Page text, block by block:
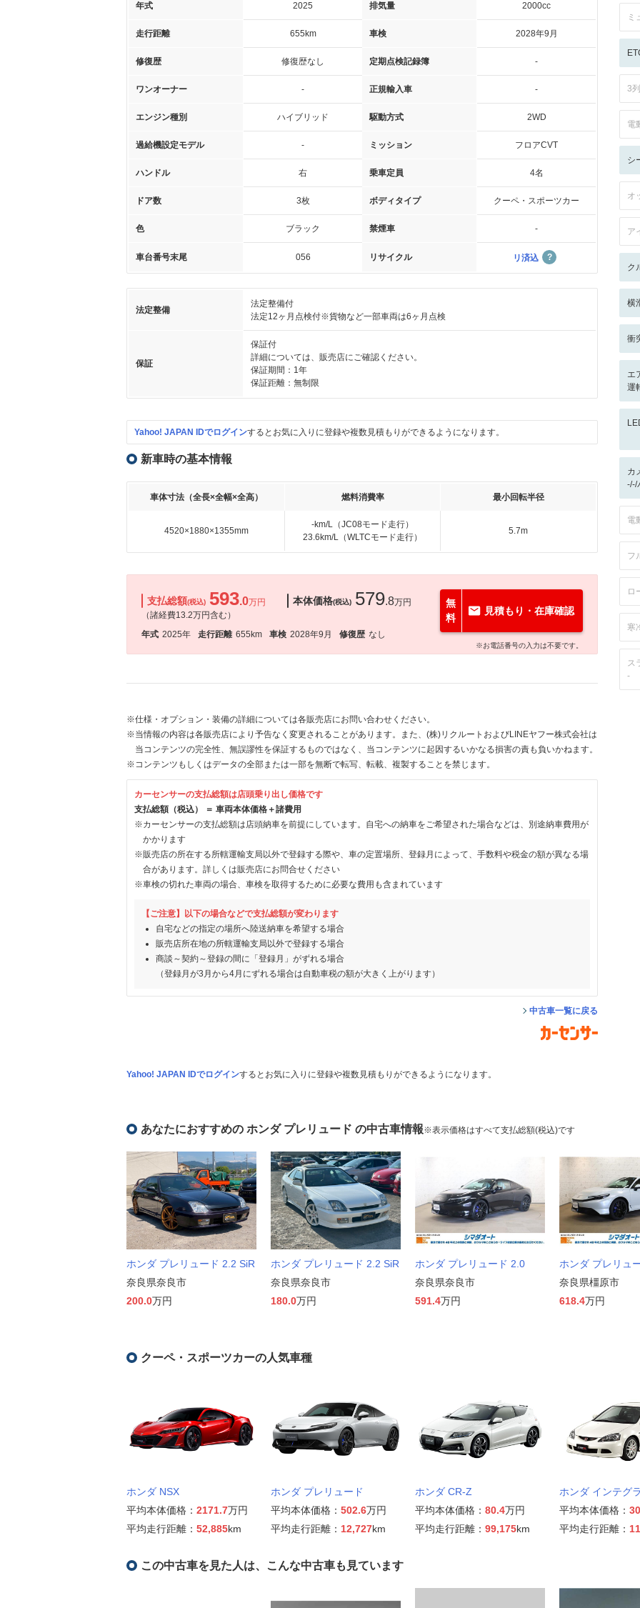
年式 2025 排気量 2000cc
走行距離 655km 車検 2028年9月
修復歴 修復歴なし 定期点検記録簿 -
ワンオーナー - 正規輸入車 -
エンジン種別 ハイブリッド 駆動方式 2WD
過給機設定モデル - ミッション フロアCVT
ハンドル 右 乗車定員 4名
ドア数 3枚 ボディタイプ クーペ・スポーツカー
色 ブラック 禁煙車 -
車台番号末尾 056 リサイクル リ済込
法定整備
法定整備付
法定12ヶ月点検付※貨物など一部車両は6ヶ月点検
保証
保証付
詳細については、販売店にご確認ください。
保証期間：1年
保証距離：無制限
Yahoo! JAPAN IDでログインするとお気に入りに登録や複数見積もりができるようになります。
新車時の基本情報
車体寸法（全長×全幅×全高） 燃料消費率 最小回転半径
4520×1880×1355mm
-km/L（JC08モード走行）
23.6km/L（WLTCモード走行）
5.7m
支払総額(税込) 593.0万円
（諸経費13.2万円含む）
本体価格(税込) 579.8万円
年式 2025年 走行距離 655km 車検 2028年9月 修復歴 なし
無
料
見積もり・在庫確認
※お電話番号の入力は不要です。
※仕様・オプション・装備の詳細については各販売店にお問い合わせください。
※当情報の内容は各販売店により予告なく変更されることがあります。また、(株)リクルートおよびLINEヤフー株式会社は
当コンテンツの完全性、無誤謬性を保証するものではなく、当コンテンツに起因するいかなる損害の責も負いかねます。
※コンテンツもしくはデータの全部または一部を無断で転写、転載、複製することを禁じます。
カーセンサーの支払総額は店頭乗り出し価格です
支払総額（税込） ＝ 車両本体価格＋諸費用
※カーセンサーの支払総額は店頭納車を前提にしています。自宅への納車をご希望された場合などは、別途納車費用が
かかります
※販売店の所在する所轄運輸支局以外で登録する際や、車の定置場所、登録月によって、手数料や税金の額が異なる場
合があります。詳しくは販売店にお問合せください
※車検の切れた車両の場合、車検を取得するために必要な費用も含まれています
【ご注意】以下の場合などで支払総額が変わります
自宅などの指定の場所へ陸送納車を希望する場合
販売店所在地の所轄運輸支局以外で登録する場合
商談～契約～登録の間に「登録月」がずれる場合
（登録月が3月から4月にずれる場合は自動車税の額が大きく上がります）
中古車一覧に戻る
Yahoo! JAPAN IDでログインするとお気に入りに登録や複数見積もりができるようになります。
ミ
3
電
シ
オ
ア
ク
横
衝
エ
運
カ
-/-/
電
フ
ロ
寒
ス
-
あなたにおすすめの ホンダ プレリュード の中古車情報※表示価格はすべて支払総額(税込)です
ホンダ プレリュード 2.2 SiR
奈良県奈良市
200.0万円
ホンダ プレリュード 2.2 SiR
奈良県奈良市
180.0万円
ホンダ プレリュード 2.0
奈良県奈良市
591.4万円
ホンダ プレリュ
奈良県橿原市
618.4万円
クーペ・スポーツカーの人気車種
ホンダ NSX
平均本体価格： 2171.7万円
平均走行距離： 52,885km
ホンダ プレリュード
平均本体価格： 502.6万円
平均走行距離： 12,727km
ホンダ CR-Z
平均本体価格： 80.4万円
平均走行距離： 99,175km
ホンダ インテグ
平均本体価格：
平均走行距離：
この中古車を見た人は、こんな中古車も見ています